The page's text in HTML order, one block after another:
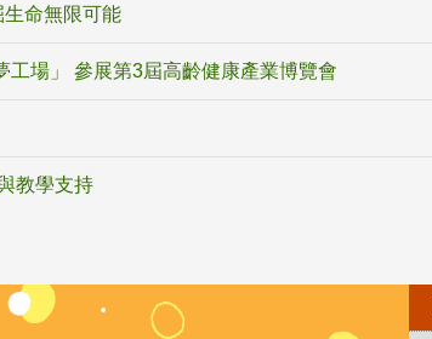
命無限可能
場」 參展第3屆高齡健康產業博覽會
教學支持